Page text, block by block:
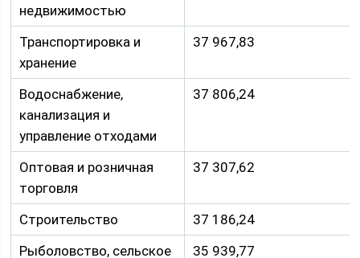
недвижимостью
Транспортировка и
хранение
37 967,83
Водоснабжение,
канализация и
управление отходами
37 806,24
Оптовая и розничная
торговля
37 307,62
Строительство
37 186,24
Рыболовство, сельское
35 939,77